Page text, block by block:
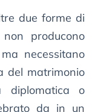
due forme di
producono
necessitano
del matrimonio
diplomatica o
da in un